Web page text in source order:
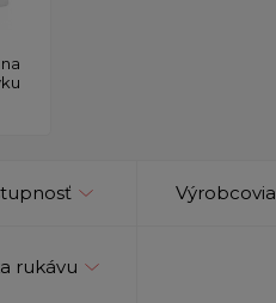
Výrobcovia
rukávu